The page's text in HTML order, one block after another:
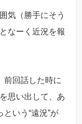
気（勝手にそう
なーく近況を報
前回話した時に
思い出して、あ
いう“遠況”が